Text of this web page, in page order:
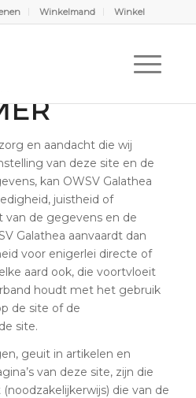
Winkelmand Winkel
en aandacht die wij
van deze site en de
kan OWSV Galathea
juistheid of
de gegevens en de
Galathea aanvaardt dan
voor enigerlei directe of
aard ook, die voortvloeit
houdt met het gebruik
de site of de
site.
geuit in artikelen en
van deze site, zijn die
die van de